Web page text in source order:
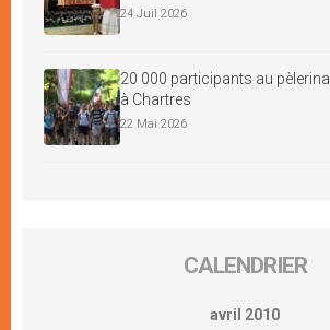
24 Juil 2026
20 000 participants au
à Chartres
22 Mai 2026
CALENDRIER
avril 2010